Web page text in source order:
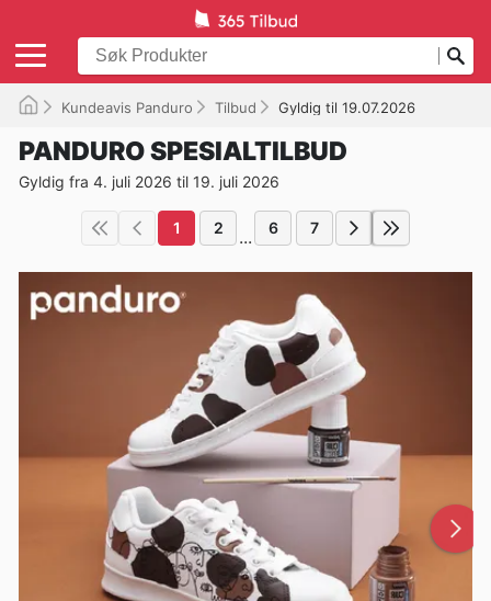
Kundeavis Panduro Tilbud Gyldig til 19.07.2026
PANDURO SPESIALTILBUD
Gyldig fra 4. juli 2026 til 19. juli 2026
1 2 ... 6 7